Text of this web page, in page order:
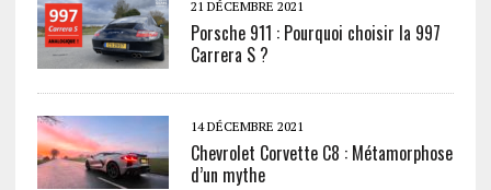
21 DÉCEMBRE 2021
Porsche 911 : Pourquoi choisir la 997
Carrera S ?
14 DÉCEMBRE 2021
Chevrolet Corvette C8 : Métamorphose
d’un mythe